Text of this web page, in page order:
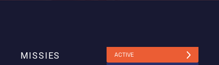
MISSIES
ACTIVE